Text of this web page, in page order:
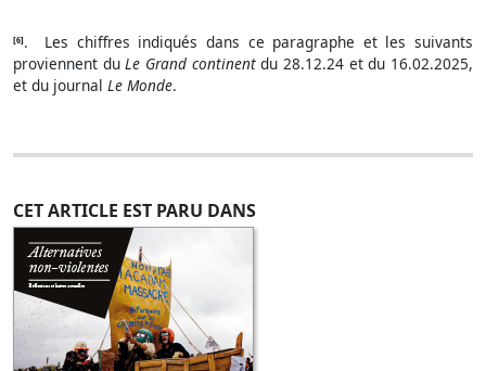
CET ARTICLE EST PARU DANS
[6] .
Les chiffres indiqués dans ce paragraphe et les suivants
proviennent duLe Grand continentdu 28.12.24 et du 16.02.2025,
et du journal Le Monde.